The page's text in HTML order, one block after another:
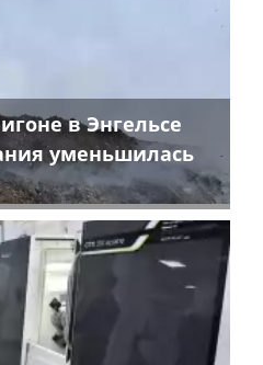
в Энгельсе
уменьшилась